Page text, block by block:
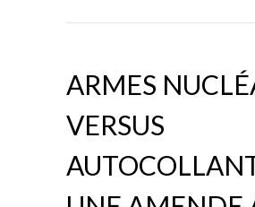
ARMES
VERSUS